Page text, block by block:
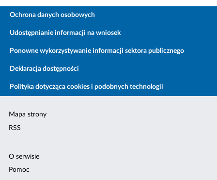
Ochrona danych osobowych
Udostępnianie informacji na wniosek
Ponowne wykorzystywanie informacji sektora publicznego
Deklaracja dostępności
Polityka dotycząca cookies i podobnych technologii
Mapa strony
RSS
O serwisie
Pomoc